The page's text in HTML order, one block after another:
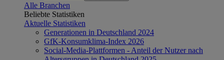
Alle Branchen
Beliebte Statistiken
Aktuelle Statistiken
Generationen in Deutschland 2024
GfK-Konsumklima-Index 2026
Social-Media-Plattformen - Anteil der Nutzer nach